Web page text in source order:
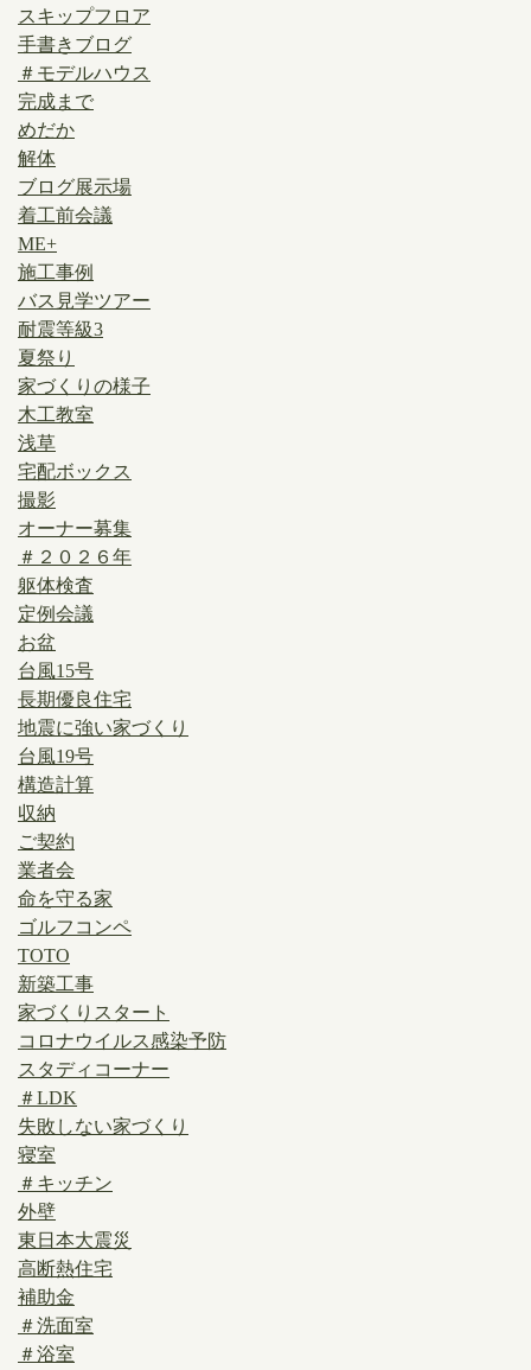
スキップフロア
手書きブログ
＃モデルハウス
完成まで
めだか
解体
ブログ展示場
着工前会議
ME+
施工事例
バス見学ツアー
耐震等級3
夏祭り
家づくりの様子
木工教室
浅草
宅配ボックス
撮影
オーナー募集
＃２０２６年
躯体検査
定例会議
お盆
台風15号
長期優良住宅
地震に強い家づくり
台風19号
構造計算
収納
ご契約
業者会
命を守る家
ゴルフコンペ
TOTO
新築工事
家づくりスタート
コロナウイルス感染予防
スタディコーナー
＃LDK
失敗しない家づくり
寝室
＃キッチン
外壁
東日本大震災
高断熱住宅
補助金
＃洗面室
＃浴室